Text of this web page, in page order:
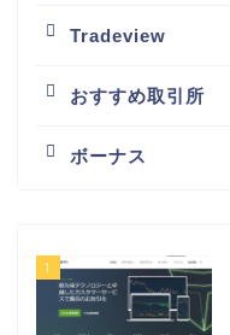
Tradeview
おすすめ取引所
ボーナス
1